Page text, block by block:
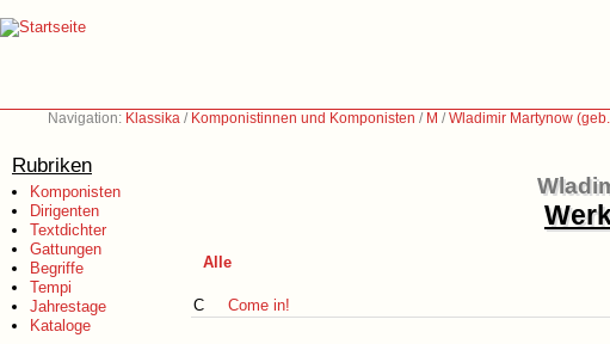
Navigation: Klassika / Komponistinnen und Komponisten / M /Wladimir Martynow
Rubriken
Komponisten
Dirigenten
Textdichter
Gattungen
Begriffe
Tempi
Jahrestage
Kataloge
Alle
C Come in!